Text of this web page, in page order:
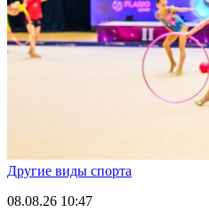
Другие виды спорта
08.08.26 10:47